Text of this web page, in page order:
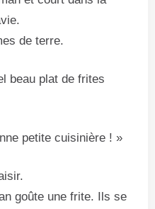
de terre.
beau plat de frites
petite cuisinière ! »
goûte une frite. Ils se